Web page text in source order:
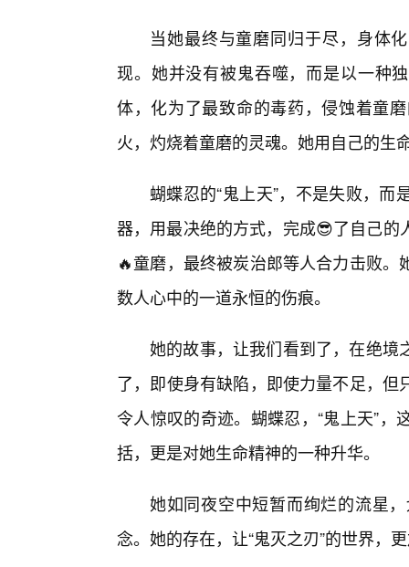
当她最终与童磨同归于尽，身体
现。她并没有被鬼吞噬，而是以一种
体，化为了最致命的毒药，侵蚀着童
火，灼烧着童磨的灵魂。她用自己的生
蝴蝶忍的“鬼上天”，不是失败，
器，用最决绝的方式，完成😎了自己
🔥童磨，最终被炭治郎等人合力击败
数人心中的一道永恒的伤痕。
她的故事，让我们看到了，在绝境
了，即使身有缺陷，即使力量不足，
令人惊叹的奇迹。蝴蝶忍，“鬼上天”
括，更是对她生命精神的一种升华。
她如同夜空中短暂而绚烂的流星
念。她的存在，让“鬼灭之刃”的世界